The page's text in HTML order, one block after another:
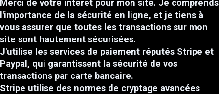
Merci de votre intérêt pour mon site. Je comprends
l'importance de la sécurité en ligne, et je tiens à
vous assurer que toutes les transactions sur mon
site sont hautement sécurisées.
J'utilise les services de paiement réputés Stripe et
Paypal, qui garantissent la sécurité de vos
transactions par carte bancaire.
Stripe utilise des normes de cryptage avancées